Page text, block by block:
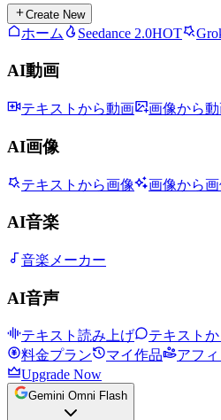
Create New
ホーム Seedance 2.0HOT
AI動画
テキストから動画 画像から
AI画像
テキストから画像 画像から画
AI音楽
音楽メーカー
AI音声
テキスト読み上げ テキスト
料金プラン
マイ作品 アフ
Upgrade Now
Gemini Omni Flash